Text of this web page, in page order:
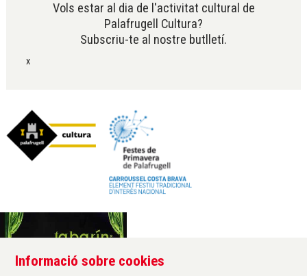
Vols estar al dia de l'activitat cultural de
Palafrugell Cultura?
Subscriu-te al nostre butlletí.
x
Àrea de cultura de l'Ajuntament de Palafrugell
Informació sobre cookies